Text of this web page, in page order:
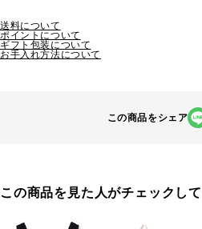
送料について
ポイントについて
ギフト包装について
お手入れ方法について
この商品をシェア
この商品を見た人がチェックし